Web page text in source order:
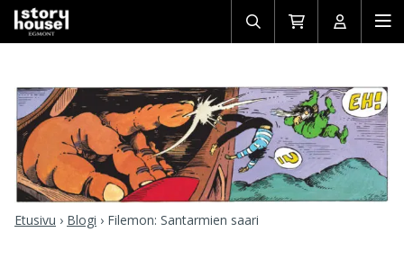
Avaa/sulje
haku
Siirry
ostoskoriin
Avaa/
Etusivu › Blogi › Filemon: Santarmien saari